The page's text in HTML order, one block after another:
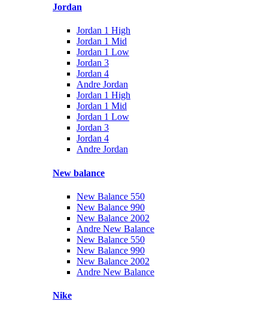
Jordan
Jordan 1 High
Jordan 1 Mid
Jordan 1 Low
Jordan 3
Jordan 4
Andre Jordan
Jordan 1 High
Jordan 1 Mid
Jordan 1 Low
Jordan 3
Jordan 4
Andre Jordan
New balance
New Balance 550
New Balance 990
New Balance 2002
Andre New Balance
New Balance 550
New Balance 990
New Balance 2002
Andre New Balance
Nike